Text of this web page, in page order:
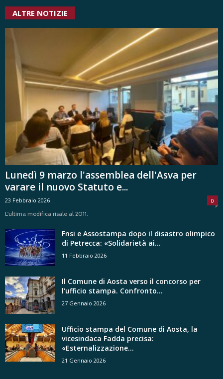
ALTRE NOTIZIE
Lunedì 9 marzo l'assemblea dell'Asva per
varare il nuovo Statuto e...
23 Febbraio 2026
0
L'ultima modifica risale al 2011.
Fnsi e Assostampa dopo il disastro olimpico
di Petrecca: «Solidarietà ai...
11 Febbraio 2026
Il Comune di Aosta verso il concorso per
l'ufficio stampa. Confronto...
27 Gennaio 2026
Ufficio stampa del Comune di Aosta, la
vicesindaca Fadda precisa:
«Esternalizzazione...
21 Gennaio 2026